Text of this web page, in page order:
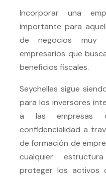
Incorporar una
importante para
de negocios muy
empresarios que
beneficios fiscales.
Seychelles sigue
para los inversores
a las empresas
confidencialidad a
de formación de
cualquier
proteger los activos